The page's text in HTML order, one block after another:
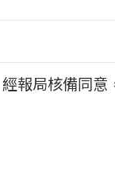
報局核備同